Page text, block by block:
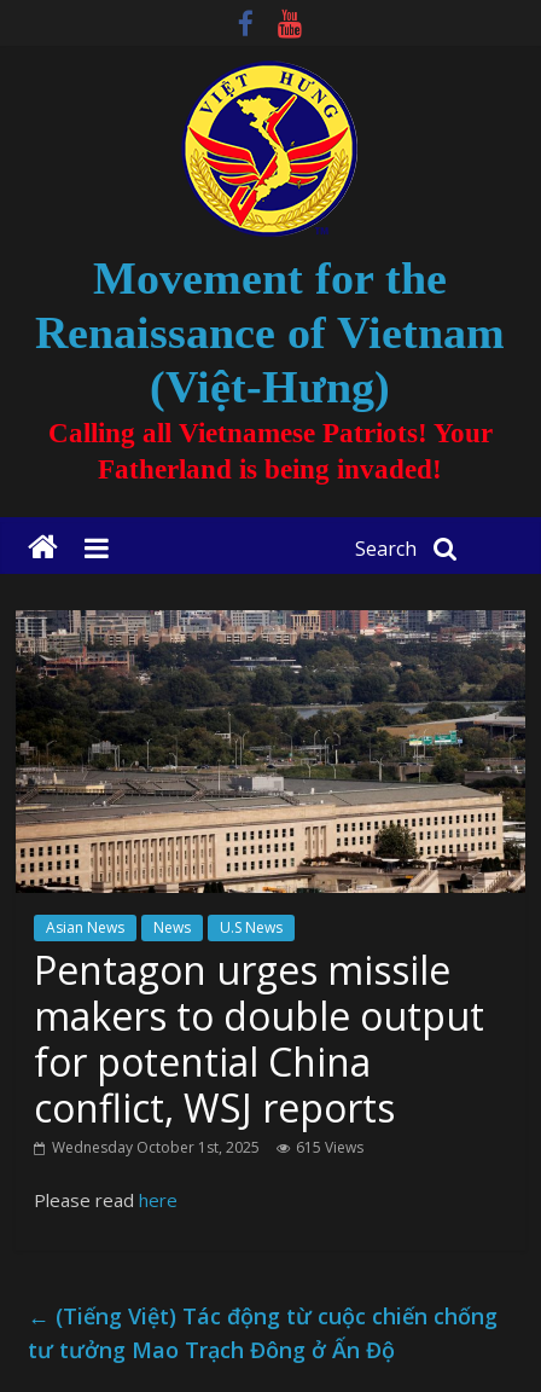
Movement for the
Renaissance of Vietnam
(Việt-Hưng)
Calling all Vietnamese Patriots! Your
Fatherland is being invaded!
Search
Asian News News U.S News
Pentagon urges missile
makers to double output
for potential China
conflict, WSJ reports
Wednesday October 1st, 2025 615 Views
Please readhere
← (Tiếng Việt) Tác động từ cuộc chiến chống
tư tưởng Mao Trạch Đông ở Ấn Độ